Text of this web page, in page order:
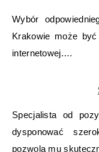
Wybór
Krakowie może
internetowej.…
Specjalista od
dysponować
pozwolą mu